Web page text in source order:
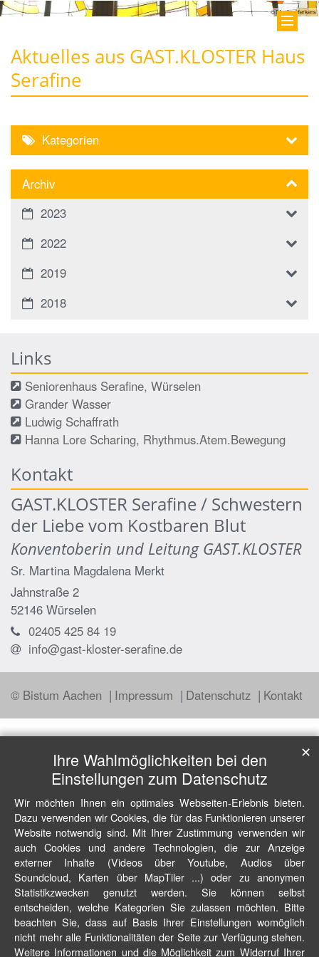
© Monika Herkens
Aktuelles aus GAST.KLOSTER Haus
Serafine
Kategorien
Archiv
2023
2022
2019
2018
Links
Seniorenhaus Serafine, Würselen
Grander Wasser
Ludwig Schaffrath
Hanna Lore Scharing, Rhythmus.Atem.Bewegung
Kontakt
GAST.KLOSTER Serafine / Schwestern
der Liebe vom Kostbaren Blut
Konventoberin und Leitung GAST.KLOSTER
Sr. Martina Magdalena Merkt
Jahnstraße 2
52146 Würselen
02405 425 84 19
info@gast-kloster-serafine.de
© Bistum Aachen Impressum Datenschutz Kontakt
Ihre Wahlmöglichkeiten bei den
Einstellungen zum Datenschutz
Wir möchten Ihnen ein optimales Webseiten-Erlebnis bieten.
Dazu verwenden wir Cookies, die für das Funktionieren unserer
Website notwendig sind. Mit Ihrer Zustimmung verwenden wir
auch Cookies und andere Technologien, die zur Anzeige
externer Inhalte (Videos über Youtube, Audios über
Soundcloud, Karten über MapTiler ...) oder zu anonymen
Statistikzwecken genutzt werden. Sie können selbst
entscheiden, welche Kategorien Sie zulassen möchten. Bitte
beachten Sie, dass auf Basis Ihrer Einstellungen womöglich
nicht mehr alle Funktionalitäten der Seite zur Verfügung stehen.
Weitere Informationen und die Möglichkeit zum Widerruf Ihrer
✕